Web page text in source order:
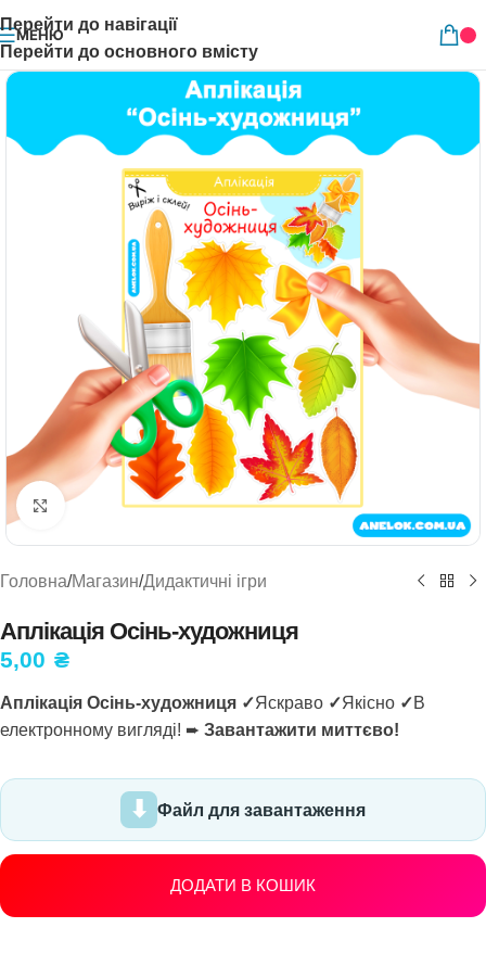
Перейти до навігації
Перейти до основного вмісту
МЕНЮ
Натисніть, щоб збільшити
Головна/Магазин/Дидактичні ігри
Аплікація Осінь-художниця
5,00 ₴
Аплікація Осінь-художниця ✓Яскраво ✓Якісно ✓В
електронному вигляді! ➨ Завантажити миттєво!
Файл для завантаження
ДОДАТИ В КОШИК